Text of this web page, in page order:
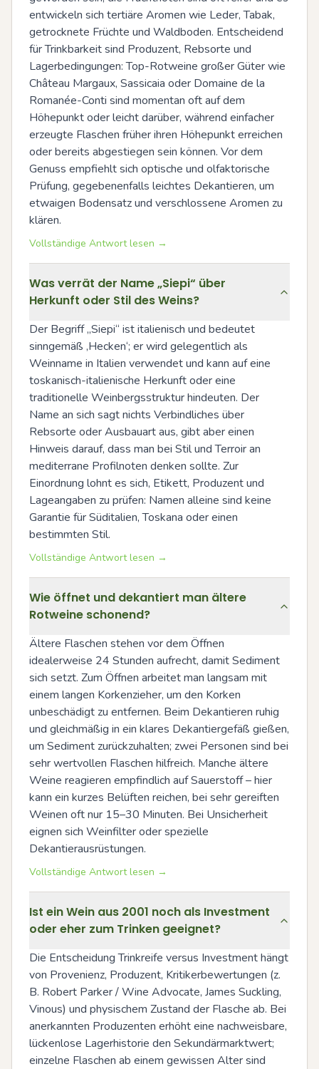
entwickeln sich tertiäre Aromen wie Leder, Tabak,
getrocknete Früchte und Waldboden. Entscheidend
für Trinkbarkeit sind Produzent, Rebsorte und
Lagerbedingungen: Top-Rotweine großer Güter wie
Château Margaux, Sassicaia oder Domaine de la
Romanée-Conti sind momentan oft auf dem
Höhepunkt oder leicht darüber, während einfacher
erzeugte Flaschen früher ihren Höhepunkt erreichen
oder bereits abgestiegen sein können. Vor dem
Genuss empfiehlt sich optische und olfaktorische
Prüfung, gegebenenfalls leichtes Dekantieren, um
etwaigen Bodensatz und verschlossene Aromen zu
klären.
Vollständige Antwort lesen →
Was verrät der Name „Siepi“ über
Herkunft oder Stil des Weins?
Der Begriff „Siepi“ ist italienisch und bedeutet
sinngemäß ‚Hecken‘; er wird gelegentlich als
Weinname in Italien verwendet und kann auf eine
toskanisch-italienische Herkunft oder eine
traditionelle Weinbergsstruktur hindeuten. Der
Name an sich sagt nichts Verbindliches über
Rebsorte oder Ausbauart aus, gibt aber einen
Hinweis darauf, dass man bei Stil und Terroir an
mediterrane Profilnoten denken sollte. Zur
Einordnung lohnt es sich, Etikett, Produzent und
Lageangaben zu prüfen: Namen alleine sind keine
Garantie für Süditalien, Toskana oder einen
bestimmten Stil.
Vollständige Antwort lesen →
Wie öffnet und dekantiert man ältere
Rotweine schonend?
Ältere Flaschen stehen vor dem Öffnen
idealerweise 24 Stunden aufrecht, damit Sediment
sich setzt. Zum Öffnen arbeitet man langsam mit
einem langen Korkenzieher, um den Korken
unbeschädigt zu entfernen. Beim Dekantieren ruhig
und gleichmäßig in ein klares Dekantiergefäß gießen,
um Sediment zurückzuhalten; zwei Personen sind bei
sehr wertvollen Flaschen hilfreich. Manche ältere
Weine reagieren empfindlich auf Sauerstoff – hier
kann ein kurzes Belüften reichen, bei sehr gereiften
Weinen oft nur 15–30 Minuten. Bei Unsicherheit
eignen sich Weinfilter oder spezielle
Dekantierausrüstungen.
Vollständige Antwort lesen →
Ist ein Wein aus 2001 noch als Investment
oder eher zum Trinken geeignet?
Die Entscheidung Trinkreife versus Investment hängt
von Provenienz, Produzent, Kritikerbewertungen (z.
B. Robert Parker / Wine Advocate, James Suckling,
Vinous) und physischem Zustand der Flasche ab. Bei
anerkannten Produzenten erhöht eine nachweisbare,
lückenlose Lagerhistorie den Sekundärmarktwert;
einzelne Flaschen ab einem gewissen Alter sind